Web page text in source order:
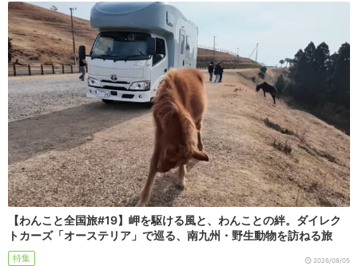
【わんこと全国旅#19】岬を駆ける風と、わんことの絆。ダイレク
トカーズ「オーステリア」で巡る、南九州・野生動物を訪ねる旅
特集 2026/08/05